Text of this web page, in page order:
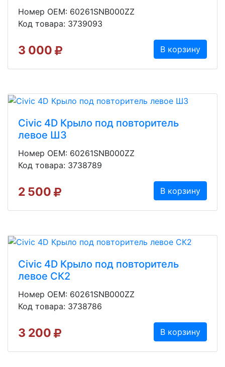
Номер OEM: 60261SNB000ZZ
Код товара: 3739093
3 000 В корзину
Civic 4D Крыло под повторитель
левое Ш3
Номер OEM: 60261SNB000ZZ
Код товара: 3738789
2 500 В корзину
Civic 4D Крыло под повторитель
левое СК2
Номер OEM: 60261SNB000ZZ
Код товара: 3738786
3 200 В корзину